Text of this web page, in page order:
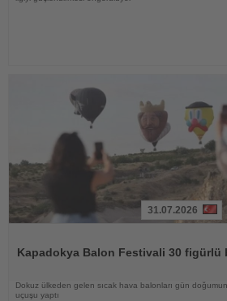
31.07.2026
Kapadokya Balon Festivali 30 figürlü
Dokuz ülkeden gelen sıcak hava balonları gün
uçuşu yaptı